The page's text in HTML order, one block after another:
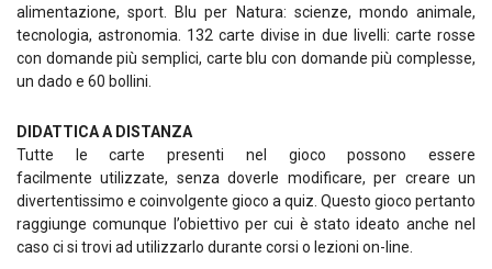
alimentazione, sport. Blu per Natura: scienze, mondo animale,
tecnologia, astronomia. 132 carte divise in due livelli: carte rosse
con domande più semplici, carte blu con domande più complesse,
un dado e 60 bollini.
DIDATTICA A DISTANZA
Tutte le carte presenti nel gioco possono essere
facilmente utilizzate, senza doverle modificare, per creare un
divertentissimo e coinvolgente gioco a quiz. Questo gioco pertanto
raggiunge comunque l’obiettivo per cui è stato ideato anche nel
caso ci si trovi ad utilizzarlo durante corsi o lezioni on-line.